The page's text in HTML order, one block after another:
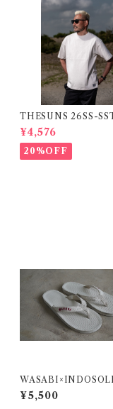
THESUNS 26SS-
AY
¥4,576
20%OFF
ル SEASALT
¥5,500